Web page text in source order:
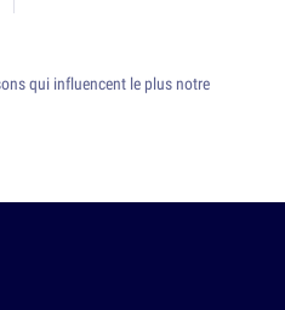
qui influencent le plus notre